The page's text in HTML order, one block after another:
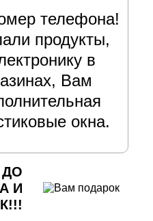
телефона!
продукты,
в
Вам
окна.
ДО
И